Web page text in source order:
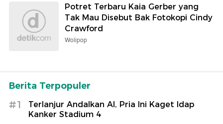
Potret Terbaru Kaia Gerber yang
Tak Mau Disebut Bak Fotokopi Cindy
Crawford
Wolipop
Berita Terpopuler
#1
Terlanjur Andalkan AI, Pria Ini Kaget Idap
Kanker Stadium 4